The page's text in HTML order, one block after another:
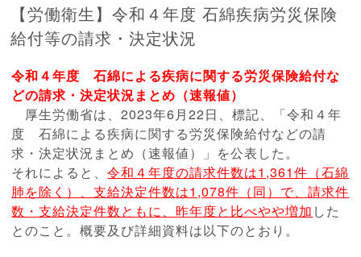
【労働衛生】令和４年度 石綿疾病労災保険
給付等の請求・決定状況
令和４年度 石綿による疾病に関する労災保険給付な
どの請求・決定状況まとめ（速報値）
厚生労働省は、2023年6月22日、標記、
「令和４年
度 石綿による疾病に関する労災保険給付などの請
求・決定状況まとめ（速報値）」を公表した。
それによると、令和４年度の請求件数は1,361件（石綿
肺を除く）、支給決定件数は1,078件（同）で、請求件
数・支給決定件数ともに、昨年度と比べやや増加 した
とのこと。概要及び詳細資料は以下のとおり。